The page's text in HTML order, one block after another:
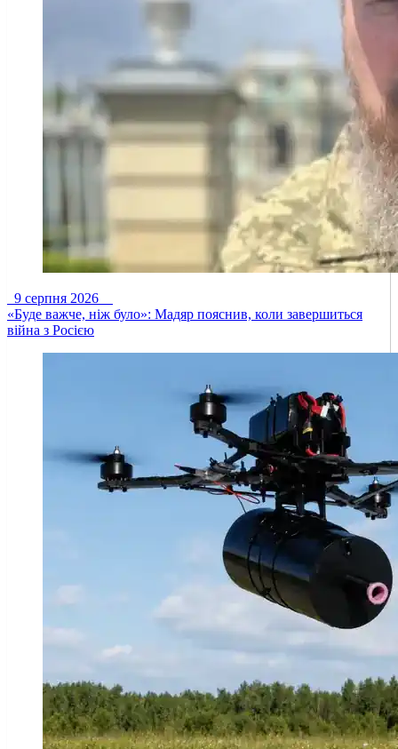
9 серпня 2026
«Буде важче, ніж було»: Мадяр пояснив, коли завершиться
війна з Росією